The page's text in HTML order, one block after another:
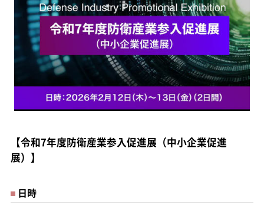
【令和7年度防衛産業参入促進展（中小企業促進
展）】
日時